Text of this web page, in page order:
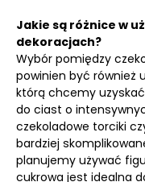
Jakie są różnice w
dekoracjach?
Wybór pomiędzy
powinien być również
którą chcemy
do ciast o
czekoladowe torciki
bardziej
planujemy używać
cukrowa jest idealna